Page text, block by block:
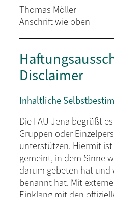
Thomas Möller
Anschrift wie oben
Disclaimer
Inhaltliche
Die FAU Jena begrüßt
Gruppen oder
unterstützen. Hiermit
gemeint, in dem Sinne
darum gebeten hat
benannt hat. Mit